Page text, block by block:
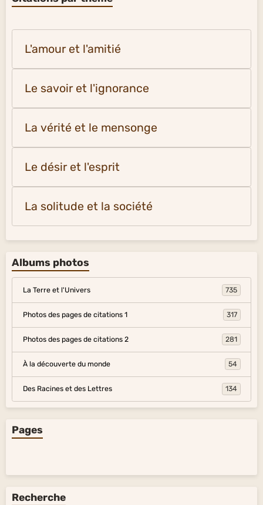
L'amour et l'amitié
Le savoir et l'ignorance
La vérité et le mensonge
Le désir et l'esprit
La solitude et la société
Albums photos
La Terre et l'Univers 735
Photos des pages de citations 1 317
Photos des pages de citations 2 281
À la découverte du monde 54
Des Racines et des Lettres 134
Pages
Recherche